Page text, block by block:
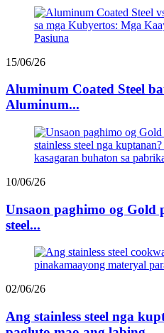
15/06/26
Aluminum Coated Steel
Aluminum...
10/06/26
Unsaon paghimo og Gold
steel...
02/06/26
Ang stainless steel nga